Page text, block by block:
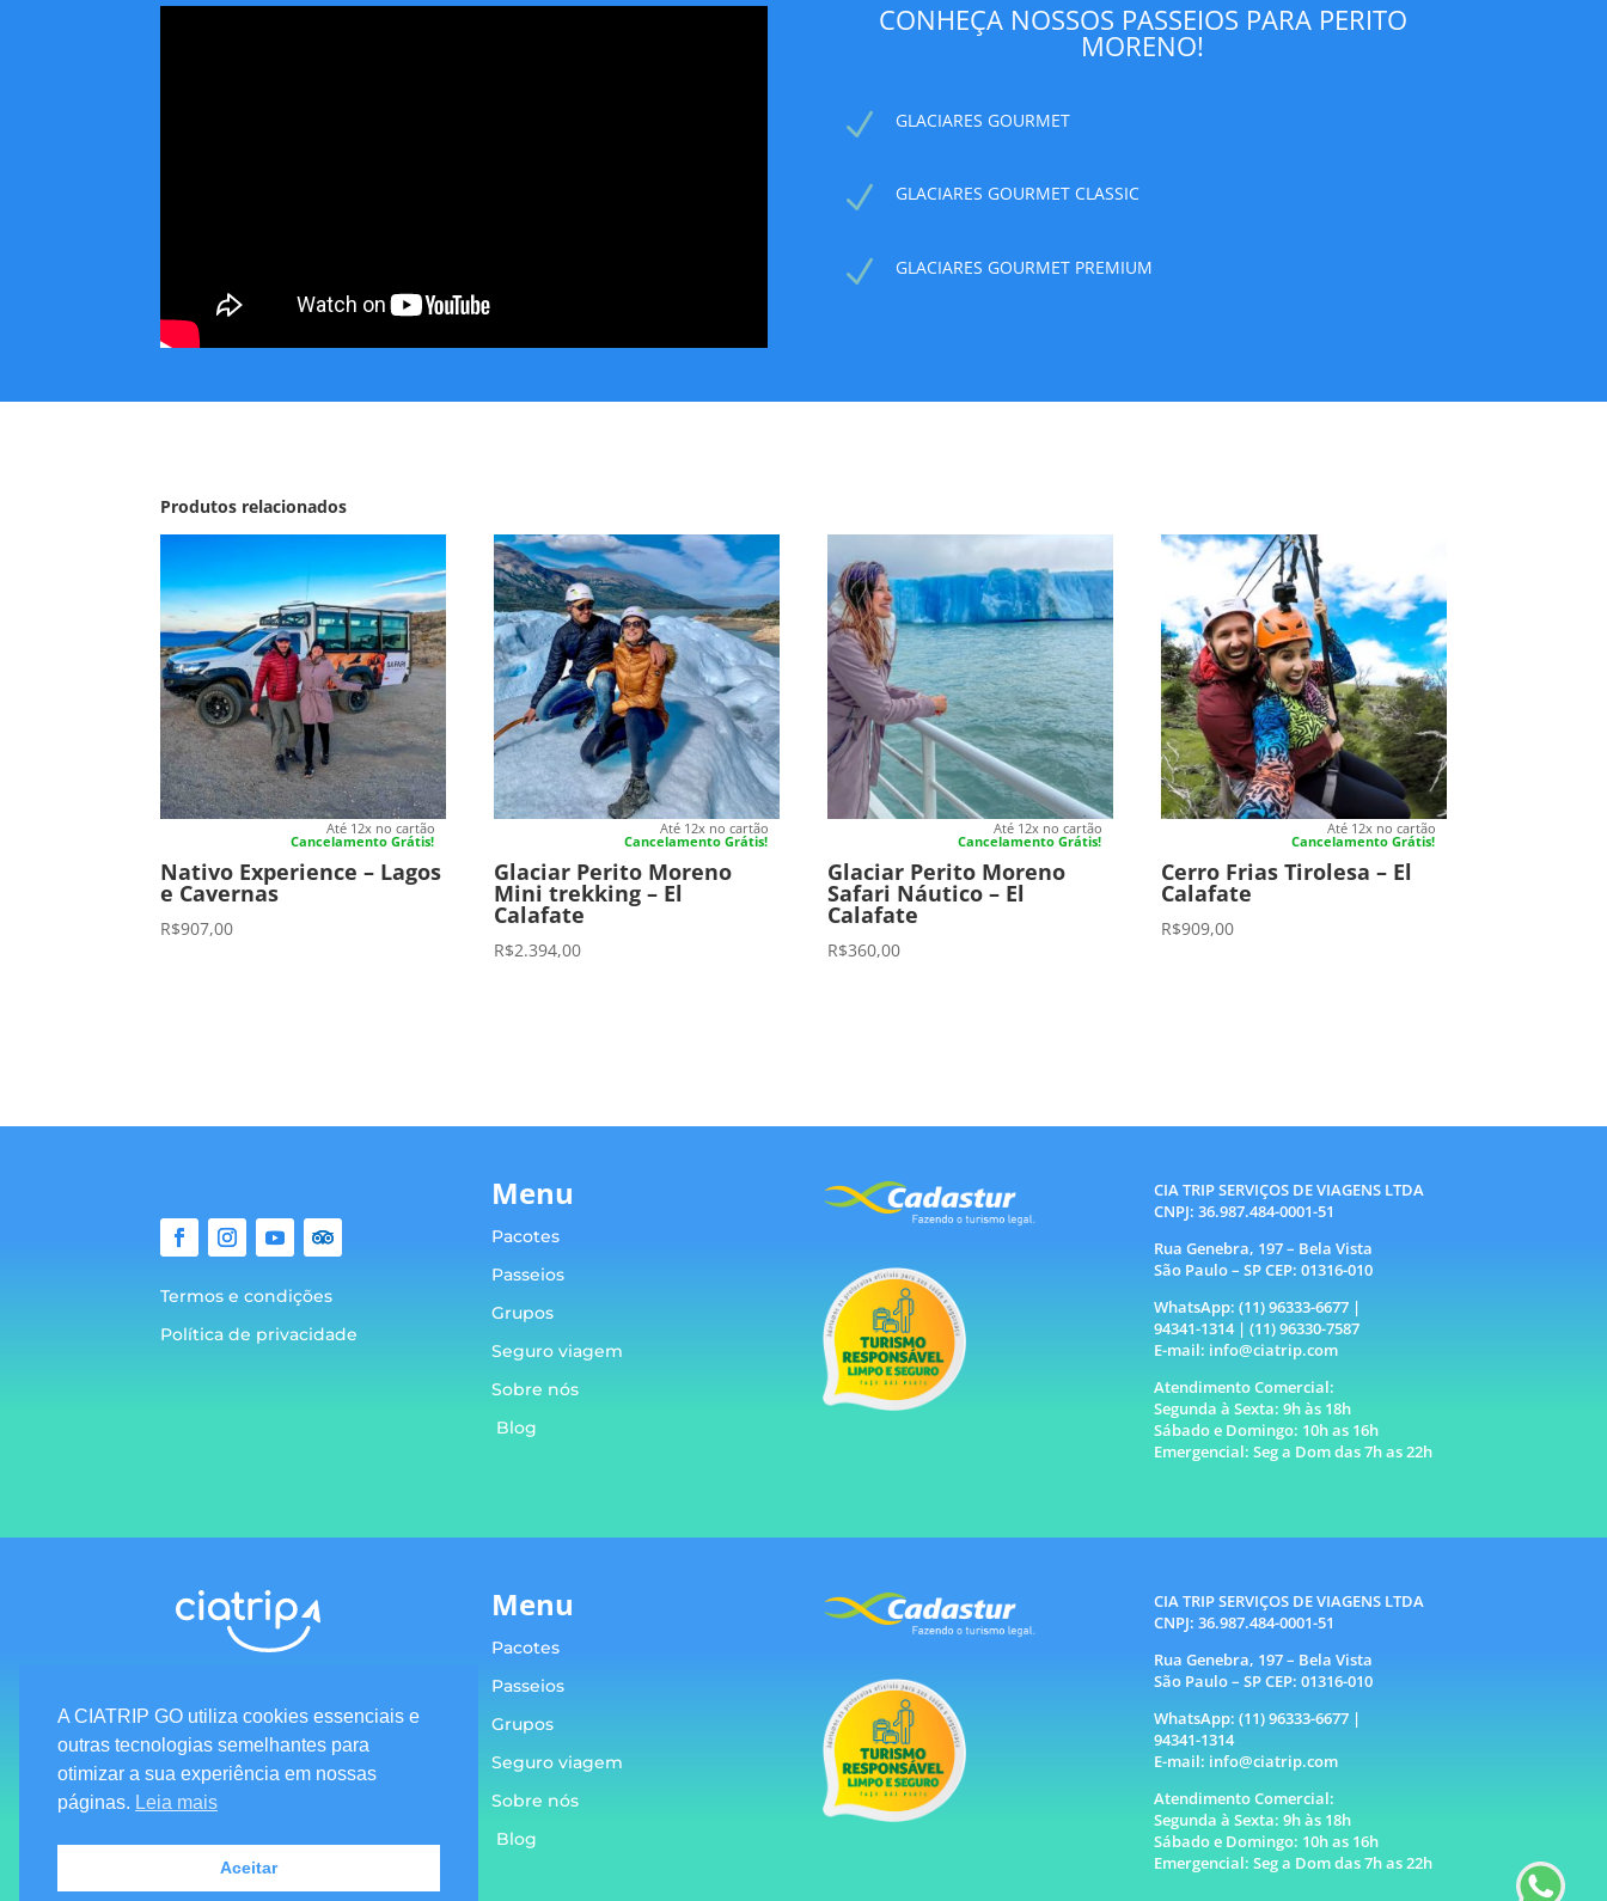
CONHEÇA NOSSOS PASSEIOS PARA PERITO
MORENO!
N GLACIARES GOURMET
N GLACIARES GOURMET CLASSIC
N GLACIARES GOURMET PREMIUM
Produtos relacionados
Até 12x no cartão
Cancelamento Grátis!
Nativo Experience – Lagos
e Cavernas
R$907,00
Até 12x no cartão
Cancelamento Grátis!
Glaciar Perito Moreno
Mini trekking – El
Calafate
R$2.394,00
Até 12x no cartão
Cancelamento Grátis!
Glaciar Perito Moreno
Safari Náutico – El
Calafate
R$360,00
Até 12x no cartão
Cancelamento Grátis!
Cerro Frias Tirolesa – El
Calafate
R$909,00
Termos e condições
Política de privacidade
Menu
Pacotes
Passeios
Grupos
Seguro viagem
Sobre nós
Blog
CIA TRIP SERVIÇOS DE VIAGENS LTDA
CNPJ: 36.987.484-0001-51
Rua Genebra, 197 – Bela Vista
São Paulo – SP CEP: 01316-010
WhatsApp: (11) 96333-6677 |
94341-1314 | (11) 96330-7587
E-mail: info@ciatrip.com
Atendimento Comercial:
Segunda à Sexta: 9h às 18h
Sábado e Domingo: 10h as 16h
Emergencial: Seg a Dom das 7h as 22h
Termos e condições
Política de privacidade
Menu
Pacotes
Passeios
Grupos
Seguro viagem
Sobre nós
Blog
CIA TRIP SERVIÇOS DE VIAGENS LTDA
CNPJ: 36.987.484-0001-51
Rua Genebra, 197 – Bela Vista
São Paulo – SP CEP: 01316-010
WhatsApp: (11) 96333-6677 |
94341-1314
E-mail: info@ciatrip.com
Atendimento Comercial:
Segunda à Sexta: 9h às 18h
Sábado e Domingo: 10h as 16h
Emergencial: Seg a Dom das 7h as 22h
A CIATRIP GO utiliza cookies essenciais e
outras tecnologias semelhantes para
otimizar a sua experiência em nossas
páginas. Leia mais
Aceitar